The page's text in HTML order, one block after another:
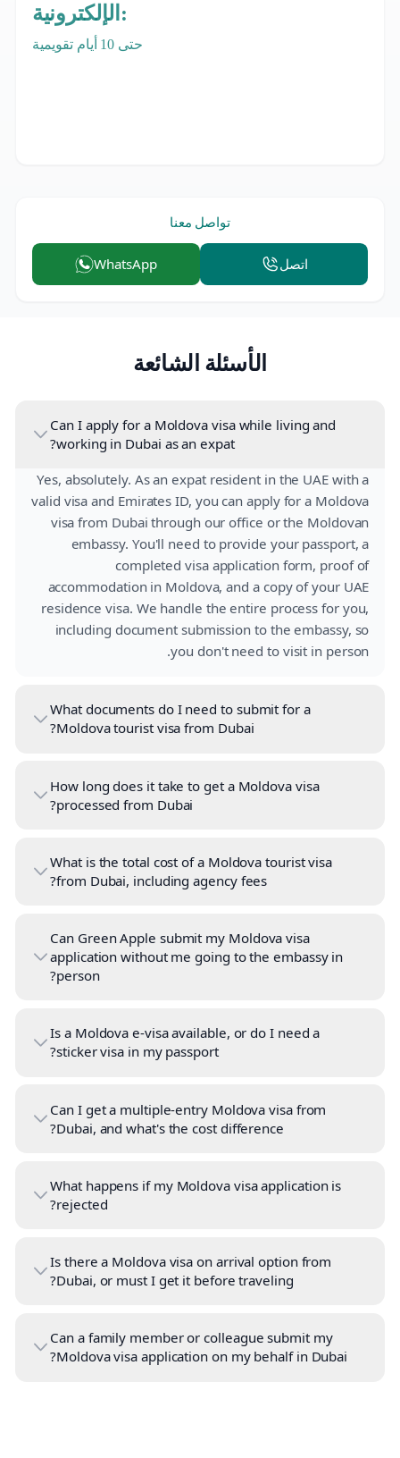
الإلكترونية:
حتى 10 أيام تقويمية
تواصل معنا
WhatsApp اتصل
الأسئلة الشائعة
Can I apply for a Moldova visa while living and
working in Dubai as an expat?
Yes, absolutely. As an expat resident in the UAE with a
valid visa and Emirates ID, you can apply for a Moldova
visa from Dubai through our office or the Moldovan
embassy. You'll need to provide your passport, a
completed visa application form, proof of
accommodation in Moldova, and a copy of your UAE
residence visa. We handle the entire process for you,
including document submission to the embassy, so
you don't need to visit in person.
What documents do I need to submit for a
Moldova tourist visa from Dubai?
How long does it take to get a Moldova visa
processed from Dubai?
What is the total cost of a Moldova tourist visa
from Dubai, including agency fees?
Can Green Apple submit my Moldova visa
application without me going to the embassy in
person?
Is a Moldova e-visa available, or do I need a
sticker visa in my passport?
Can I get a multiple-entry Moldova visa from
Dubai, and what's the cost difference?
What happens if my Moldova visa application is
rejected?
Is there a Moldova visa on arrival option from
Dubai, or must I get it before traveling?
Can a family member or colleague submit my
Moldova visa application on my behalf in Dubai?